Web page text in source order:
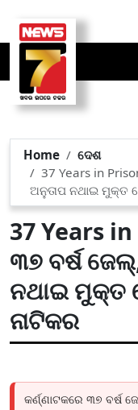
Home
ଦେଶ
37 Years in
ଅନୁତାପ ନଥାଇ ମୁକ୍ତ
37 Years
୩୭ ବର୍ଷ
ନଥାଇ ମୁକ୍ତ
ନାଟିକର
କର୍ଣ୍ଣାଟକରେ ୩୭ ବର୍ଷ